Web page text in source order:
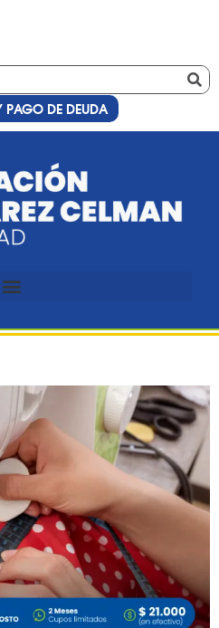
PAGO DE DEUDA
al curso de